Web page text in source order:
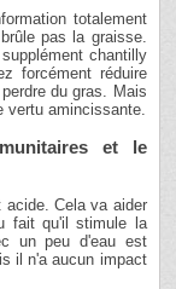
totalement
pas la graisse.
chantilly
forcément réduire
du gras. Mais
vertu amincissante.
et le
Cela va aider
fait qu'il stimule la
un peu d'eau est
il n'a aucun impact